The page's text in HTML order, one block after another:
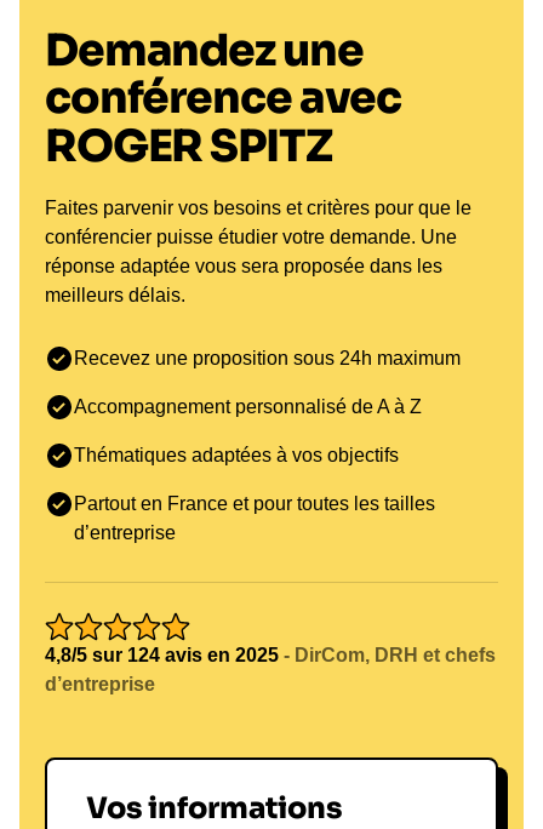
Demandez une
conférence avec
ROGER SPITZ
Faites parvenir vos besoins et critères pour que le
conférencier puisse étudier votre demande. Une
réponse adaptée vous sera proposée dans les
meilleurs délais.
Recevez une proposition sous 24h maximum
Accompagnement personnalisé de A à Z
Thématiques adaptées à vos objectifs
Partout en France et pour toutes les tailles
d’entreprise
4,8/5 sur 124 avis en 2025 - DirCom, DRH et chefs
d’entreprise
Vos informations